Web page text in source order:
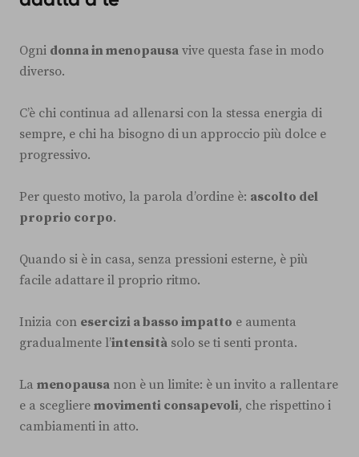
Ogni donna in menopausa vive questa fase in modo
diverso.
C’è chi continua ad allenarsi con la stessa energia di
sempre, e chi ha bisogno di un approccio più dolce e
progressivo.
Per questo motivo, la parola d’ordine è: ascolto del
proprio corpo.
Quando si è in casa, senza pressioni esterne, è più
facile adattare il proprio ritmo.
Inizia con esercizi a basso impatto e aumenta
gradualmente l’intensità solo se ti senti pronta.
La menopausa non è un limite: è un invito a rallentare
e a scegliere movimenti consapevoli, che rispettino i
cambiamenti in atto.